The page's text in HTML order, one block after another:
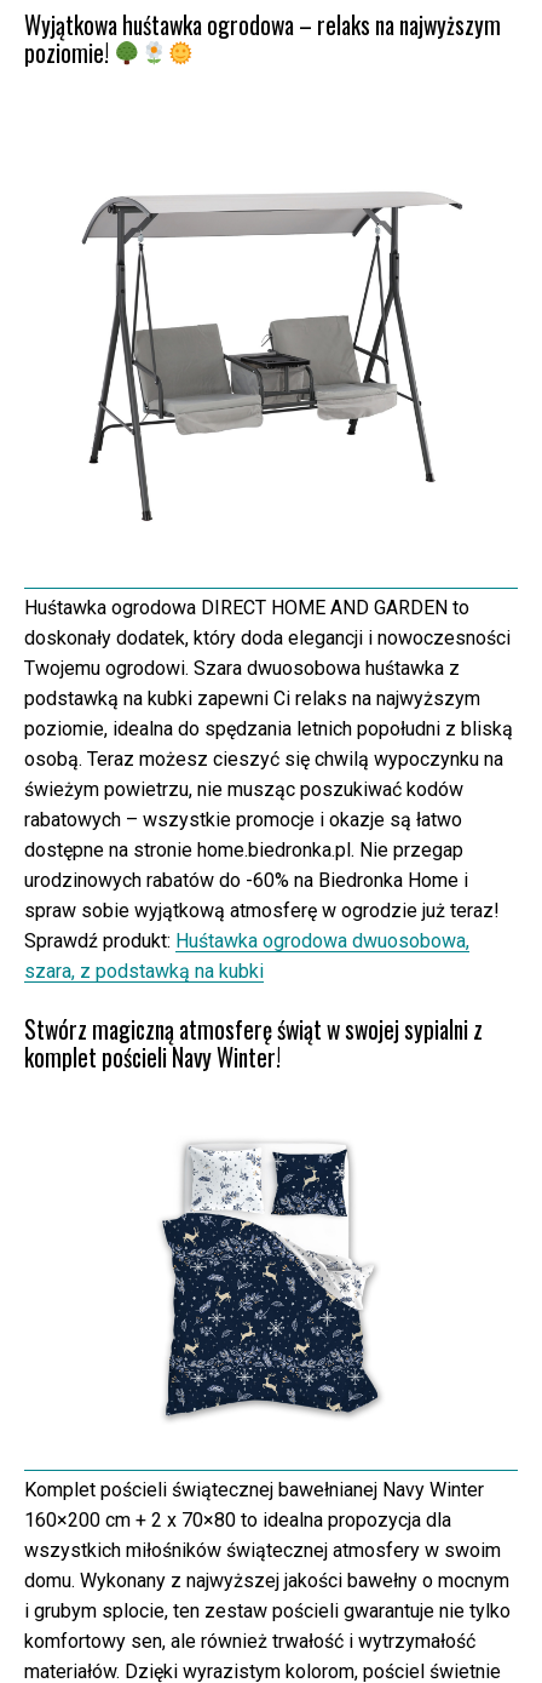
Wyjątkowa huśtawka ogrodowa – relaks na najwyższym
poziomie!
Huśtawka ogrodowa DIRECT HOME AND GARDEN to
doskonały dodatek, który doda elegancji i nowoczesności
Twojemu ogrodowi. Szara dwuosobowa huśtawka z
podstawką na kubki zapewni Ci relaks na najwyższym
poziomie, idealna do spędzania letnich popołudni z bliską
osobą. Teraz możesz cieszyć się chwilą wypoczynku na
świeżym powietrzu, nie musząc poszukiwać kodów
rabatowych – wszystkie promocje i okazje są łatwo
dostępne na stronie home.biedronka.pl. Nie przegap
urodzinowych rabatów do -60% na Biedronka Home i
spraw sobie wyjątkową atmosferę w ogrodzie już teraz!
Sprawdź produkt: Huśtawka ogrodowa dwuosobowa,
szara, z podstawką na kubki
Stwórz magiczną atmosferę świąt w swojej sypialni z
komplet pościeli Navy Winter!
Komplet pościeli świątecznej bawełnianej Navy Winter
160×200 cm + 2 x 70×80 to idealna propozycja dla
wszystkich miłośników świątecznej atmosfery w swoim
domu. Wykonany z najwyższej jakości bawełny o mocnym
i grubym splocie, ten zestaw pościeli gwarantuje nie tylko
komfortowy sen, ale również trwałość i wytrzymałość
materiałów. Dzięki wyrazistym kolorom, pościel świetnie